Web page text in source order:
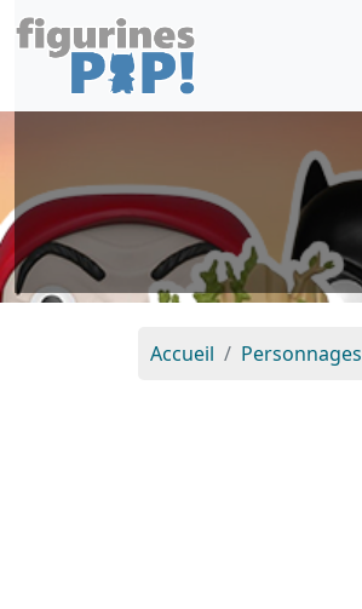
Accueil Personnages